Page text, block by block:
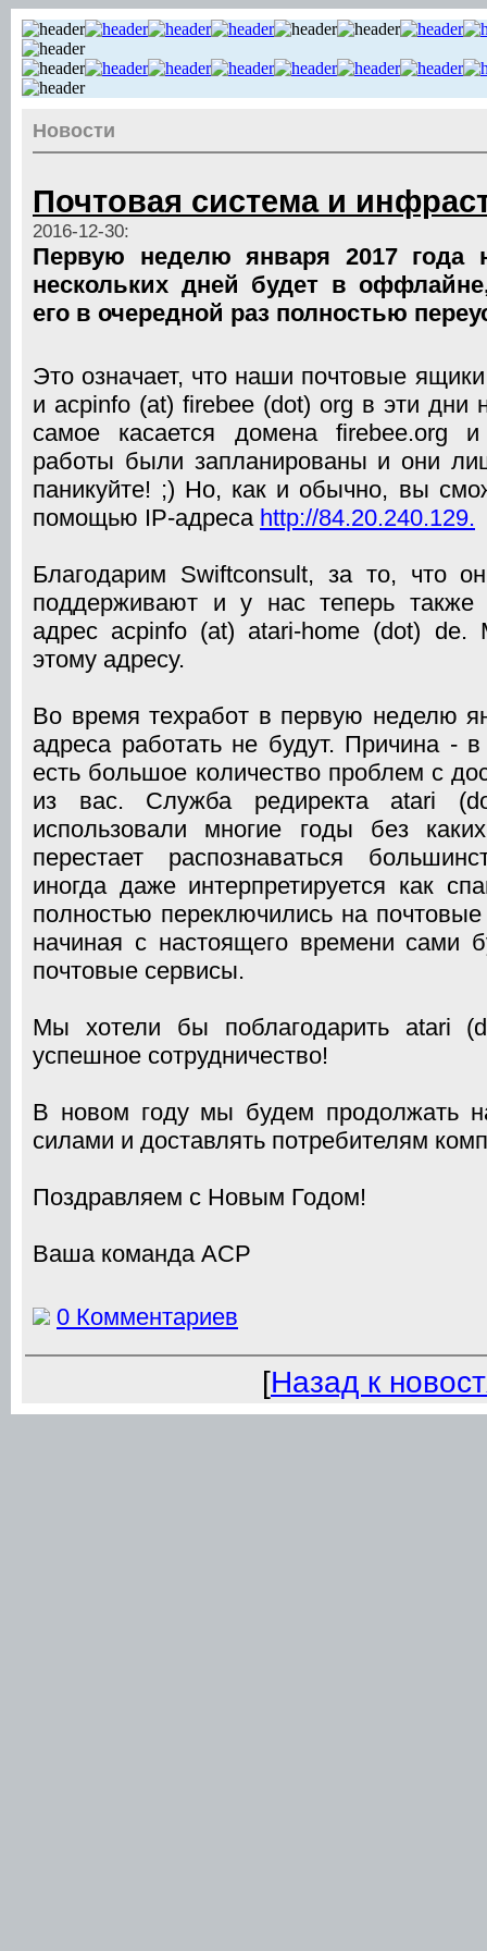
Новости
Почтовая система и
2016-12-30:
Первую неделю января 2017 года
нескольких дней будет в
его в очередной раз полностью
Это означает, что наши почтовые
и acpinfo (at) firebee (dot) org в эти дни
самое касается домена firebee.org
работы были запланированы и они
паникуйте! ;) Но, как и обычно, вы
помощью IP-адреса http://84.20.240.129.
Благодарим Swiftconsult, за то, что
поддерживают и у нас теперь также
адрес acpinfo (at) atari-home (dot) de.
этому адресу.
Во время техработ в первую неделю
адреса работать не будут. Причина -
есть большое количество проблем с
из вас. Служба редиректа atari
использовали многие годы без
перестает распознаваться
иногда даже интерпретируется как
полностью переключились на
начиная с настоящего времени сами
почтовые сервисы.
Мы хотели бы поблагодарить atari
успешное сотрудничество!
В новом году мы будем продолжать
силами и доставлять потребителям
Поздравляем с Новым Годом!
Ваша команда ACP
0 Комментариев
[Назад к